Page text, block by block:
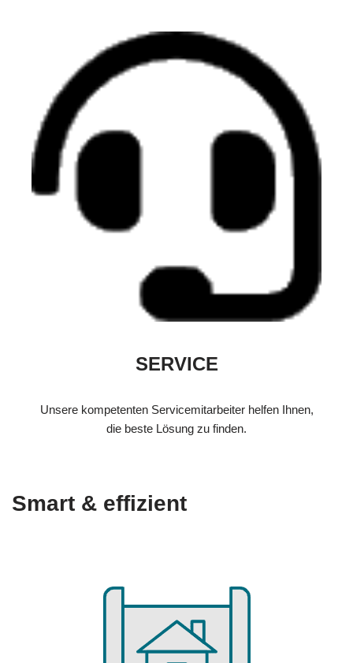
SERVICE
Unsere kompetenten Servicemitarbeiter helfen Ihnen,
die beste Lösung zu finden.
Smart & effizient